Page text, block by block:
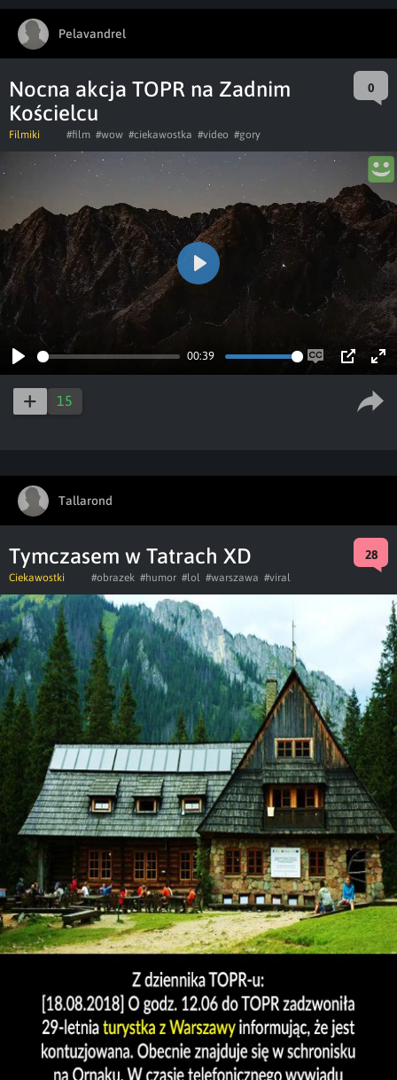
Pelavandrel
Nocna akcja TOPR na Zadnim
Kościelcu
0
Filmiki #film #wow #ciekawostka #video #gory
Play
00:39
EnablePIP
Play
15
Tallarond
Tymczasem w Tatrach XD 28
Ciekawostki #obrazek #humor #lol #warszawa #viral